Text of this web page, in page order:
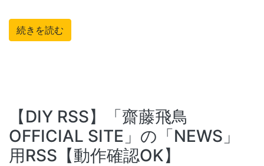
続きを読む
【DIY RSS】「齋藤飛鳥
OFFICIAL SITE」の「NEWS」
用RSS【動作確認OK】